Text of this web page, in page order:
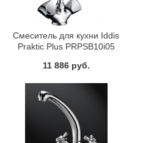
Смеситель для кухни Iddis
Praktic Plus PRPSB10i05
11 886 руб.